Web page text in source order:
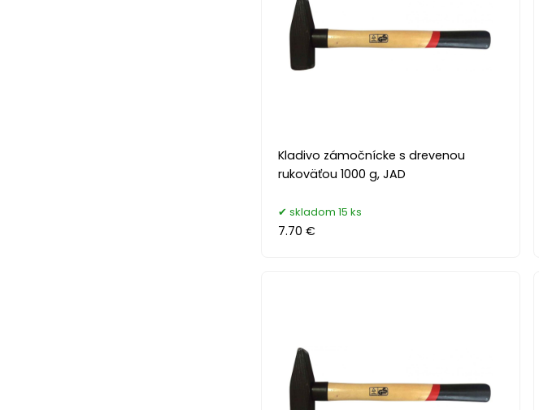
Kladivo zámočnícke s drevenou
rukoväťou 1000 g, JAD
skladom 15 ks
7.70 €